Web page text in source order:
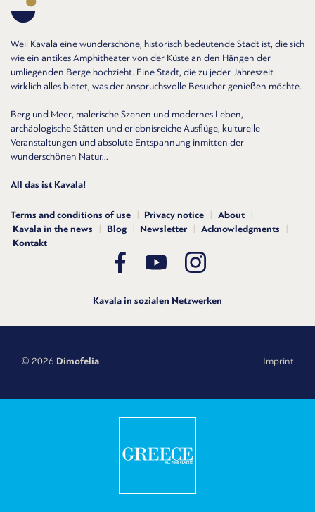
Weil Kavala eine wunderschöne, historisch bedeutende Stadt ist, die sich
wie ein antikes Amphitheater von der Küste an den Hängen der
umliegenden Berge hochzieht. Eine Stadt, die zu jeder Jahreszeit
wirklich alles bietet, was der anspruchsvolle Besucher genießen möchte.
Berg und Meer, malerische Szenen und modernes Leben,
archäologische Stätten und erlebnisreiche Ausflüge, kulturelle
Veranstaltungen und absolute Entspannung inmitten der
wunderschönen Natur...
All das ist Kavala!
Terms and conditions of use Privacy notice
About
Kavala in the news
Blog Newsletter
Acknowledgments
Kontakt
Kavala in sozialen Netzwerken
© 2026 Dimofelia Imprint